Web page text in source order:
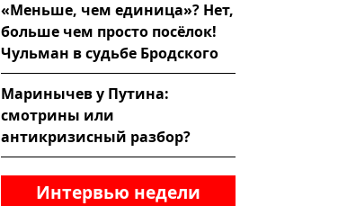
«Меньше, чем единица»? Нет,
больше чем просто посёлок!
Чульман в судьбе Бродского
Маринычев у Путина:
смотрины или
антикризисный разбор?
Интервью недели